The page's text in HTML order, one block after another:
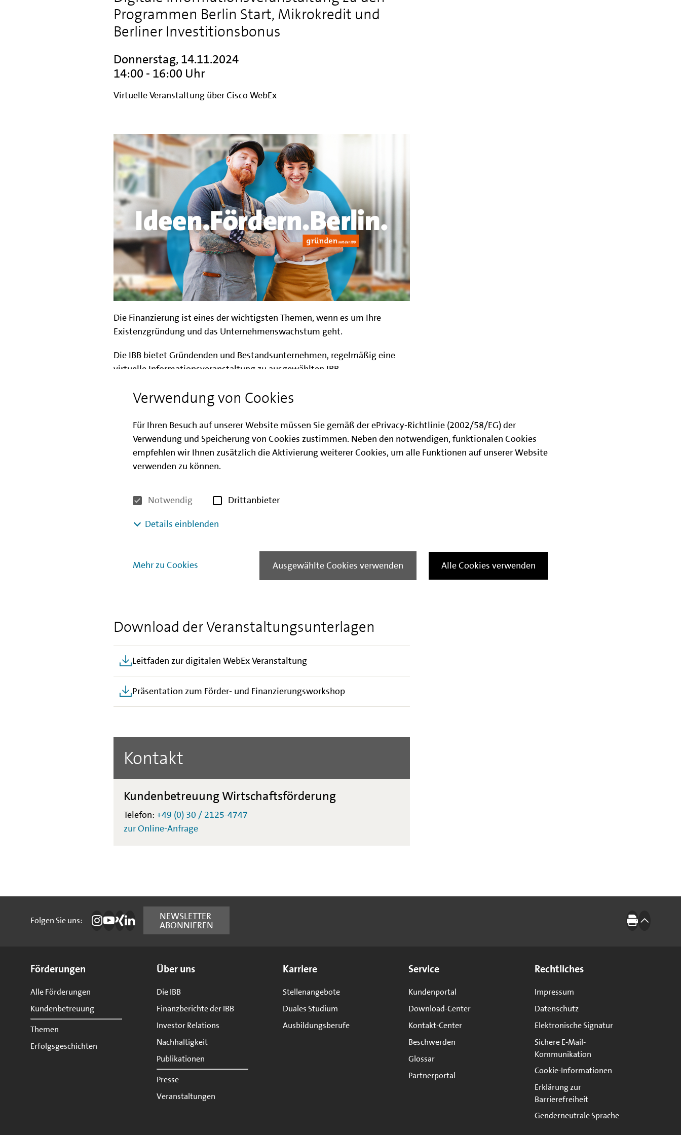
Verwendung von Cookies
Für Ihren Besuch auf unserer Website müssen Sie gemäß der ePrivacy-Richtlinie (2002/58/EG) der
Verwendung und Speicherung von Cookies zustimmen. Neben den notwendigen, funktionalen Cookies
empfehlen wir Ihnen zusätzlich die Aktivierung weiterer Cookies, um alle Funktionen auf unserer Website
verwenden zu können.
Notwendig
Drittanbieter
Details einblenden
Mehr zu Cookies Ausgewählte Cookies verwenden Alle Cookies verwenden
Programmen Berlin Start, Mikrokredit und
Berliner Investitionsbonus
Donnerstag, 14.11.2024
14:00 - 16:00 Uhr
Virtuelle Veranstaltung über Cisco WebEx
Die Finanzierung ist eines der wichtigsten Themen, wenn es um Ihre
Existenzgründung und das Unternehmenswachstum geht.
Die IBB bietet Gründenden und Bestandsunternehmen, regelmäßig eine
virtuelle Informationsveranstaltung zu ausgewählten IBB
relevante Programme und deren Fördervoraussetzungen. Der Fokus der
Veranstaltung liegt auf den Programmen
KMU-Fonds,GründungsBONUSundBerliner Investitionsbonus.
Ziel der Informationsveranstaltung ist es zum einen, Ihnen einen Überblick
über die Finanzierungsmöglichkeiten zu geben und zum anderen, über
haben Sie die Gelegenheit, Fragen an die Referierenden zu stellen und
Anmeldung. Am Veranstaltungstag können Sie sich überdiesen Link
einwählen. Folgen Sie dazu dem Leitfaden, den Sie im Bereich Downloads
Download der Veranstaltungsunterlagen
Leitfaden zur digitalen WebEx Veranstaltung
Präsentation zum Förder- und Finanzierungsworkshop
Kontakt
Kundenbetreuung Wirtschaftsförderung
Telefon: +49 (0) 30 / 2125-4747
zur Online-Anfrage
Folgen Sie uns: Die IBB auf Instagram
Die IBB auf YouTube
Die IBB auf Xing
Die IBB auf LinkedIn Druckennach oben
NEWSLETTER
ABONNIEREN
Förderungen
Alle Förderungen
Kundenbetreuung
Themen
Erfolgsgeschichten
Über uns
Die IBB
Finanzberichte der IBB
Investor Relations
Nachhaltigkeit
Publikationen
Presse
Veranstaltungen
Karriere
Stellenangebote
Duales Studium
Ausbildungsberufe
Service
Kundenportal
Download-Center
Kontakt-Center
Beschwerden
Glossar
Partnerportal
Rechtliches
Impressum
Datenschutz
Elektronische Signatur
Sichere E-Mail-
Kommunikation
Cookie-Informationen
Erklärung zur
Barrierefreiheit
Genderneutrale Sprache